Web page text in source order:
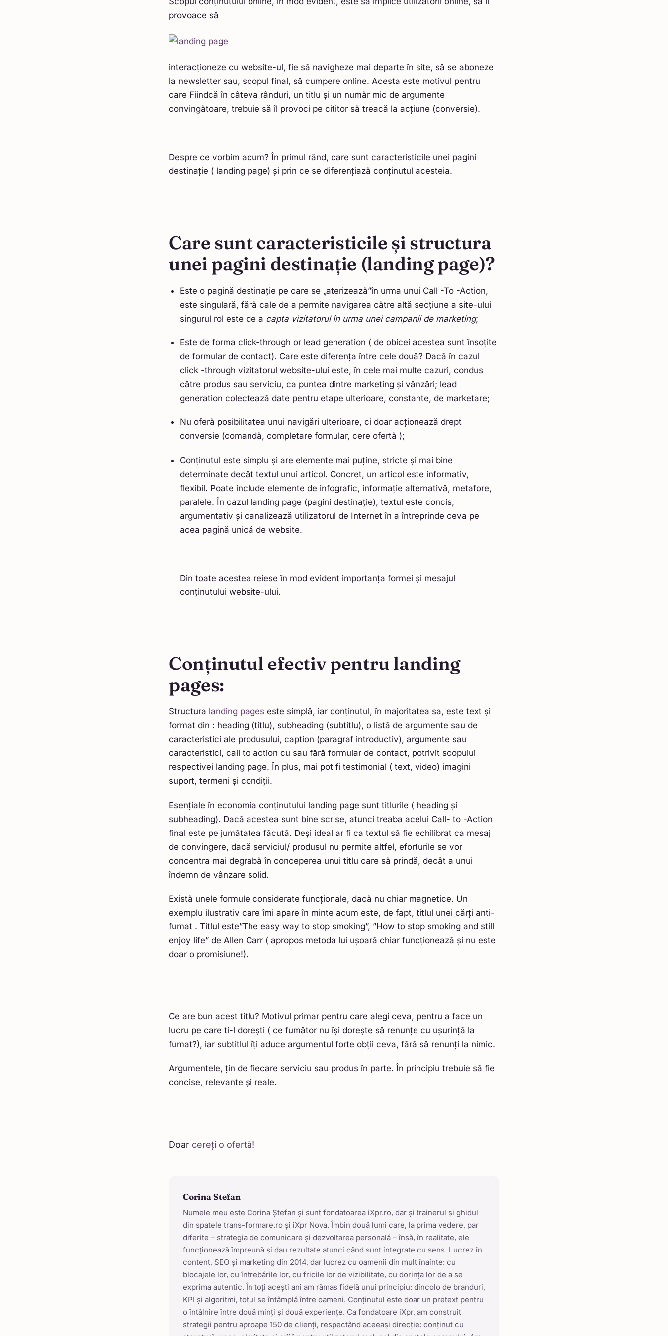
provoace să
interacționeze cu website-ul, fie să navigheze mai departe în site, să se aboneze
la newsletter sau, scopul final, să cumpere online. Acesta este motivul pentru
care Fiindcă în câteva rânduri, un titlu și un număr mic de argumente
convingătoare, trebuie să îl provoci pe cititor să treacă la acțiune (conversie).
Despre ce vorbim acum? În primul rând, care sunt caracteristicile unei pagini
destinație ( landing page) și prin ce se diferențiază conținutul acesteia.
Care sunt caracteristicile și structura
unei pagini destinație (landing page)?
Este o pagină destinație pe care se „aterizează”în urma unui Call -To -Action,
este singulară, fără cale de a permite navigarea către altă secțiune a site-ului
singurul rol este de a capta vizitatorul în urma unei campanii de marketing;
Este de forma click-through or lead generation ( de obicei acestea sunt însoțite
de formular de contact). Care este diferența între cele două? Dacă în cazul
click -through vizitatorul website-ului este, în cele mai multe cazuri, condus
către produs sau serviciu, ca puntea dintre marketing și vânzări; lead
generation colectează date pentru etape ulterioare, constante, de marketare;
Nu oferă posibilitatea unui navigări ulterioare, ci doar acționează drept
conversie (comandă, completare formular, cere ofertă );
Conținutul este simplu și are elemente mai puține, stricte și mai bine
determinate decât textul unui articol. Concret, un articol este informativ,
flexibil. Poate include elemente de infografic, informație alternativă, metafore,
paralele. În cazul landing page (pagini destinație), textul este concis,
argumentativ și canalizează utilizatorul de Internet în a întreprinde ceva pe
acea pagină unică de website.
Din toate acestea reiese în mod evident importanța formei și mesajul
conținutului website-ului.
Conținutul efectiv pentru landing
pages:
Structura landing pages este simplă, iar conținutul, în majoritatea sa, este text și
format din : heading (titlu), subheading (subtitlu), o listă de argumente sau de
caracteristici ale produsului, caption (paragraf introductiv), argumente sau
caracteristici, call to action cu sau fără formular de contact, potrivit scopului
respectivei landing page. În plus, mai pot fi testimonial ( text, video) imagini
suport, termeni și condiții.
Esențiale în economia conținutului landing page sunt titlurile ( heading și
subheading). Dacă acestea sunt bine scrise, atunci treaba acelui Call- to -Action
final este pe jumătatea făcută. Deși ideal ar fi ca textul să fie echilibrat ca mesaj
de convingere, dacă serviciul/ produsul nu permite altfel, eforturile se vor
concentra mai degrabă în conceperea unui titlu care să prindă, decât a unui
îndemn de vânzare solid.
Există unele formule considerate funcționale, dacă nu chiar magnetice. Un
exemplu ilustrativ care îmi apare în minte acum este, de fapt, titlul unei cărți anti-
fumat . Titlul este”The easy way to stop smoking”, ”How to stop smoking and still
enjoy life” de Allen Carr ( apropos metoda lui ușoară chiar funcționează și nu este
doar o promisiune!).
Ce are bun acest titlu? Motivul primar pentru care alegi ceva, pentru a face un
lucru pe care ti-l dorești ( ce fumător nu își dorește să renunțe cu ușurință la
fumat?), iar subtitlul îți aduce argumentul forte obții ceva, fără să renunți la nimic.
Argumentele, țin de fiecare serviciu sau produs în parte. În principiu trebuie să fie
concise, relevante și reale.
Doar cereți o ofertă!
Corina Stefan
Numele meu este Corina Ștefan și sunt fondatoarea iXpr.ro, dar și trainerul și ghidul
din spatele trans-formare.ro și iXpr Nova. Îmbin două lumi care, la prima vedere, par
diferite – strategia de comunicare și dezvoltarea personală – însă, în realitate, ele
funcționează împreună și dau rezultate atunci când sunt integrate cu sens. Lucrez în
content, SEO și marketing din 2014, dar lucrez cu oamenii din mult înainte: cu
blocajele lor, cu întrebările lor, cu fricile lor de vizibilitate, cu dorința lor de a se
exprima autentic. În toți acești ani am rămas fidelă unui principiu: dincolo de branduri,
KPI și algoritmi, totul se întâmplă între oameni. Conținutul este doar un pretext pentru
o întâlnire între două minți și două experiențe. Ca fondatoare iXpr, am construit
strategii pentru aproape 150 de clienți, respectând aceeași direcție: conținut cu